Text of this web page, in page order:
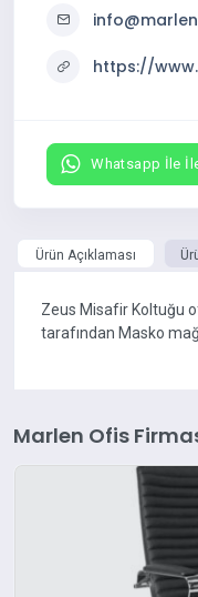
https://
Whatsapp İle
Ürün Açıklaması
Zeus Misafir Koltuğu
tarafından Masko
Marlen Ofis